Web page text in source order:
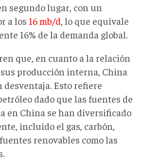
segundo lugar, con un
a los 16 mb/d , lo que equivale
16% de la demanda global.
que, en cuanto a la relación
producción interna, China
desventaja. Esto refiere
dado que las fuentes de
en China se han diversificado
incluido el gas, carbón,
renovables como las